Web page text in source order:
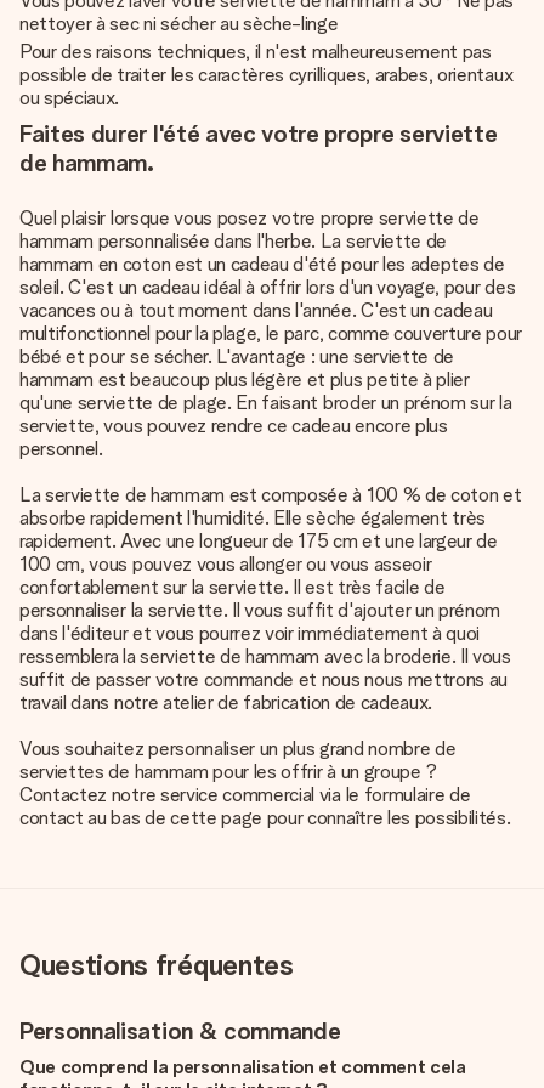
nettoyer à sec ni sécher au sèche-linge
Pour des raisons techniques, il n'est malheureusement pas
possible de traiter les caractères cyrilliques, arabes, orientaux
ou spéciaux.
Faites durer l'été avec votre propre serviette
de hammam.
Quel plaisir lorsque vous posez votre propre serviette de
hammam personnalisée dans l'herbe. La serviette de
hammam en coton est un cadeau d'été pour les adeptes de
soleil. C'est un cadeau idéal à offrir lors d'un voyage, pour des
vacances ou à tout moment dans l'année. C'est un cadeau
multifonctionnel pour la plage, le parc, comme couverture pour
bébé et pour se sécher. L'avantage : une serviette de
hammam est beaucoup plus légère et plus petite à plier
qu'une serviette de plage. En faisant broder un prénom sur la
serviette, vous pouvez rendre ce cadeau encore plus
personnel.
La serviette de hammam est composée à 100 % de coton et
absorbe rapidement l'humidité. Elle sèche également très
rapidement. Avec une longueur de 175 cm et une largeur de
100 cm, vous pouvez vous allonger ou vous asseoir
confortablement sur la serviette. Il est très facile de
personnaliser la serviette. Il vous suffit d'ajouter un prénom
dans l'éditeur et vous pourrez voir immédiatement à quoi
ressemblera la serviette de hammam avec la broderie. Il vous
suffit de passer votre commande et nous nous mettrons au
travail dans notre atelier de fabrication de cadeaux.
Vous souhaitez personnaliser un plus grand nombre de
serviettes de hammam pour les offrir à un groupe ?
Contactez notre service commercial via le formulaire de
contact au bas de cette page pour connaître les possibilités.
Questions fréquentes
Personnalisation & commande
Que comprend la personnalisation et comment cela